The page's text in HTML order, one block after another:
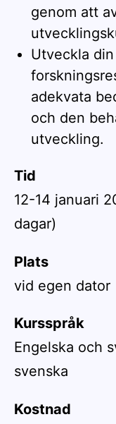
genom att
Utveckla
adekvata
och den
utveckling.
Tid
12-14 januari
dagar)
Plats
vid egen dator
Kursspråk
Engelska och
svenska
Kostnad